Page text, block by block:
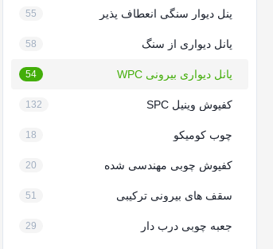
پنل دیوار سنگی انعطاف پذیر 55
پانل دیواری از سنگ 58
پانل دیواری بیرونی WPC 54
کفپوش وینیل SPC 132
چوب کومیکو 18
کفپوش چوبی مهندسی شده 20
سقف های بیرونی ترکیبی 51
جعبه چوبی درب دار 29